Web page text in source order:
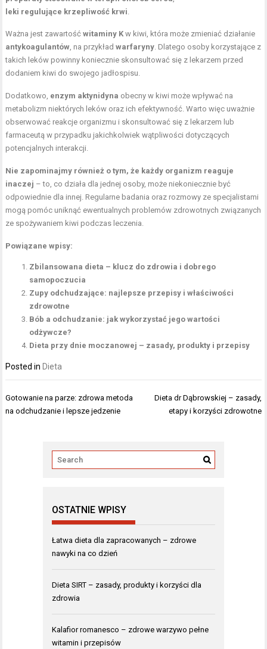
leki regulujące krzepliwość krwi
Ważna jest zawartośćwitaminy K w kiwi, która może zmieniać działanie
antykoagulantów , na przykładwarfaryny . Dlatego osoby korzystające z
takich leków powinny koniecznie skonsultować się z lekarzem przed
dodaniem kiwi do swojego jadłospisu.
Dodatkowo, enzym aktynidyna obecny w kiwi może wpływać na
metabolizm niektórych leków oraz ich efektywność. Warto więc uważnie
obserwować reakcje organizmu i skonsultować się z lekarzem lub
farmaceutą w przypadku jakichkolwiek wątpliwości dotyczących
potencjalnych interakcji.
Nie zapominajmy również o tym, że każdy organizm reaguje
inaczej – to, co działa dla jednej osoby, może niekoniecznie być
odpowiednie dla innej. Regularne badania oraz rozmowy ze specjalistami
mogą pomóc uniknąć ewentualnych problemów zdrowotnych związanych
ze spożywaniem kiwi podczas leczenia.
Powiązane wpisy:
Zbilansowana dieta – klucz do zdrowia i dobrego
samopoczucia
Zupy odchudzające: najlepsze przepisy i właściwości
zdrowotne
Bób a odchudzanie: jak wykorzystać jego wartości
odżywcze?
Dieta przy dnie moczanowej – zasady, produkty i przepisy
Posted in Dieta
Nawigacja
wpisu
Gotowanie na parze: zdrowa metoda
na odchudzanie i lepsze jedzenie
Dieta dr Dąbrowskiej – zasady,
etapy i korzyści zdrowotne
OSTATNIE WPISY
Łatwa dieta dla zapracowanych – zdrowe
nawyki na co dzień
Dieta SIRT – zasady, produkty i korzyści dla
zdrowia
Kalafior romanesco – zdrowe warzywo pełne
witamin i przepisów